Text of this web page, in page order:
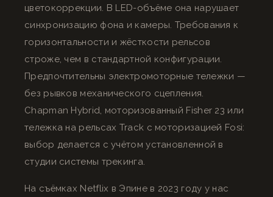
цветокоррекции. В LED-объёме она нарушает
синхронизацию фона и камеры. Требования к
горизонтальности и жёсткости рельсов
строже, чем в стандартной конфигурации.
Предпочтительны электромоторные тележки —
без рывков механического сцепления.
Chapman Hybrid, моторизованный Fisher 23 или
тележка на рельсах Track с моторизацией Fosi:
выбор делается с учётом установленной в
студии системы трекинга.
На съёмках Netflix в Эпине в 2023 году у нас